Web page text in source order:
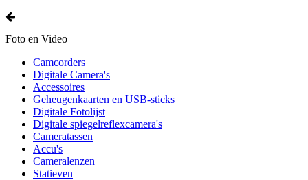
Foto en Video
Camcorders
Digitale Camera's
Accessoires
Geheugenkaarten en USB-sticks
Digitale Fotolijst
Digitale spiegelreflexcamera's
Cameratassen
Accu's
Cameralenzen
Statieven